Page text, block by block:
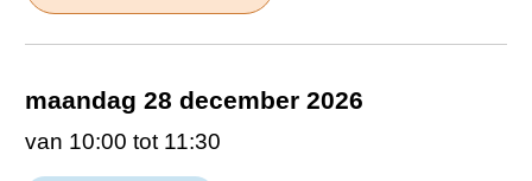
maandag 28 december 2026
van 10:00 tot 11:30